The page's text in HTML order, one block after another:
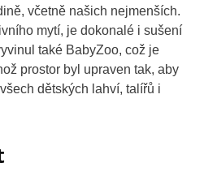
včetně našich nejmenších.
mytí, je dokonalé i sušení
také BabyZoo, což je
prostor byl upraven tak, aby
dětských lahví, talířů i